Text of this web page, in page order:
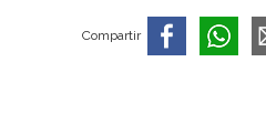
Compartir